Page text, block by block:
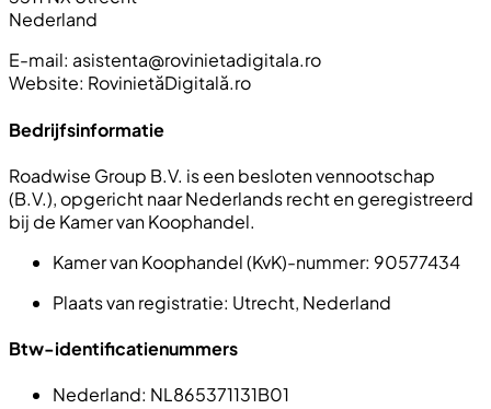
Nederland
E-mail: asistenta@rovinietadigitala.ro
Website: RovinietăDigitală.ro
Bedrijfsinformatie
Roadwise Group B.V. is een besloten vennootschap
(B.V.), opgericht naar Nederlands recht en geregistreerd
bij de Kamer van Koophandel.
Kamer van Koophandel (KvK)-nummer: 90577434
Plaats van registratie: Utrecht, Nederland
Btw-identificatienummers
Nederland: NL865371131B01